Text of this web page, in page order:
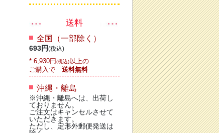
送料
全国（一部除く）
693円(税込)
* 6,930円(税込)以上の
ご購入で 送料無料
沖縄・離島
※沖縄・離島へは、出荷し
ておりません。
ご注文はキャンセルさせて
いただきます。
ただし、定形外郵便発送は